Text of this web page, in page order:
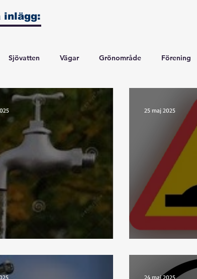
inlägg:
Sjövatten Vägar Grönområde Förening
Båtklubben
25 maj 2025
24 maj 2025